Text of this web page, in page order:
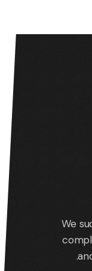
We